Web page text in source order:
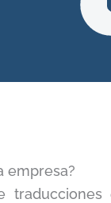
empresa?